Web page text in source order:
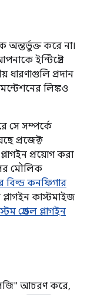
অন্তর্ভুক্ত করে না।
ইন্টিগ্রেট
ধারণাগুলি প্রদান
লিঙ্কও
সে সম্পর্কে
প্রজেক্ট
প্রয়োগ করা
মৌলিক
বিল্ড কনফিগার
প্লাগইন কাস্টমাইজ
গ্রেডল প্লাগইন
আচরণ করে,